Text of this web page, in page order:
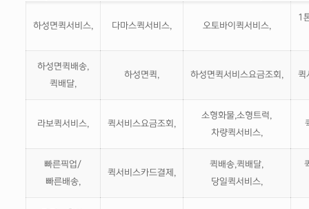
하성면퀵서비스, 다마스퀵서비스, 오토바이퀵서비스,
1
하성면퀵배송,
퀵배달,
하성면퀵, 하성면퀵서비스요금조회, 퀵
라보퀵서비스, 퀵서비스요금조회,
소형화물,소형트럭,
차량퀵서비스,
빠른픽업/
빠른배송,
퀵서비스카드결제,
퀵배송,퀵배달,
당일퀵서비스,